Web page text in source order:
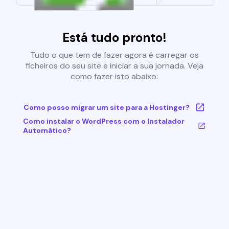
Está tudo pronto!
Tudo o que tem de fazer agora é carregar os
ficheiros do seu site e iniciar a sua jornada. Veja
como fazer isto abaixo:
Como posso migrar um site para a Hostinger?
Como instalar o WordPress com o Instalador
Automático?